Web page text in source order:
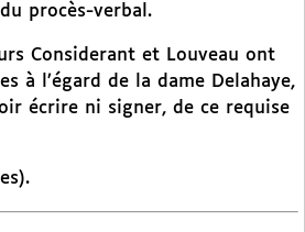
procès-verbal.
Considerant et Louveau ont
à l’égard de la dame Delahaye,
écrire ni signer, de ce requise